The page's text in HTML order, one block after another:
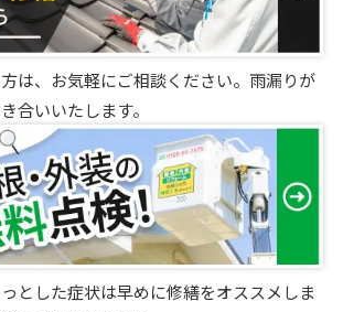
は、お気軽にご相談ください。雨漏りが
合いいたします。
とした症状は早めに修繕をオススメしま